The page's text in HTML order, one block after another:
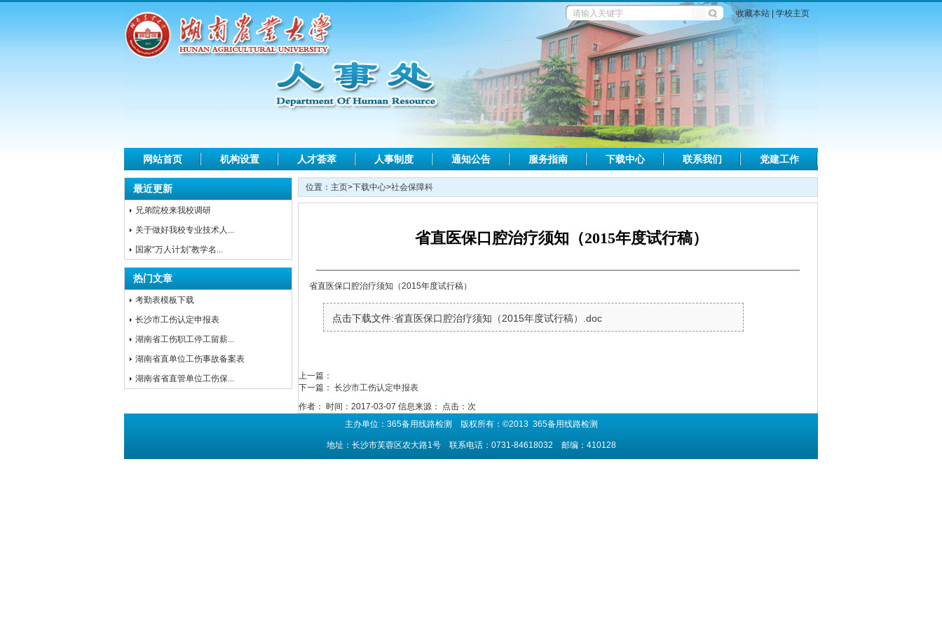
收藏本站| 学校主页
网站首页 机构设置 人才荟萃 人事制度 通知公告 服务指南 下载中心 联系我们 党建工作
最近更新
兄弟院校来我校调研
关于做好我校专业技术人...
国家“万人计划”教学名...
热门文章
考勤表模板下载
长沙市工伤认定申报表
湖南省工伤职工停工留薪...
湖南省直单位工伤事故备案表
湖南省省直管单位工伤保...
位置： 主页>下载中心>社会保障科
省直医保口腔治疗须知（2015年度试行稿）
省直医保口腔治疗须知（2015年度试行稿）
点击下载文件:省直医保口腔治疗须知（2015年度试行稿）.doc
上一篇：
下一篇： 长沙市工伤认定申报表
作者：
时间：2017-03-07 信息来源： 点击： 次
主办单位：365备用线路检测 版权所有：©2013 365备用线路检测
地址：长沙市芙蓉区农大路1号 联系电话：0731-84618032 邮编：410128